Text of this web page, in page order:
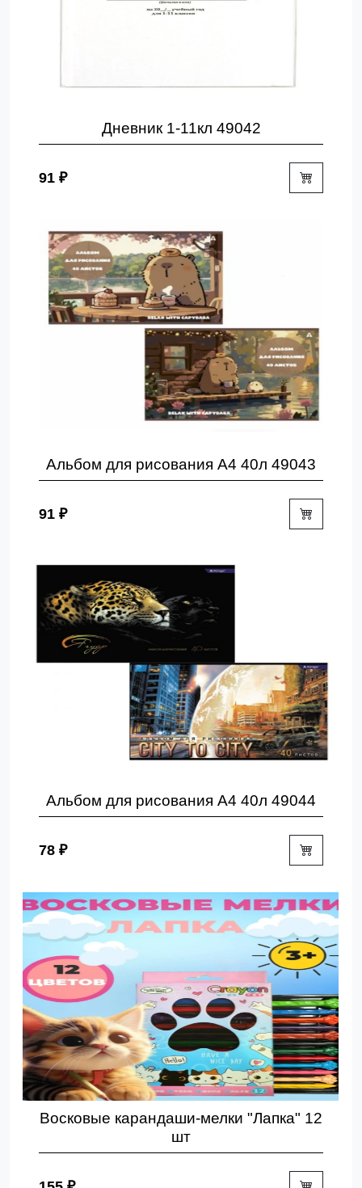
Дневник 1-11кл 49042
91 ₽
Альбом для рисования А4 40л 49043
91 ₽
Альбом для рисования А4 40л 49044
78 ₽
Восковые карандаши-мелки "Лапка" 12
шт